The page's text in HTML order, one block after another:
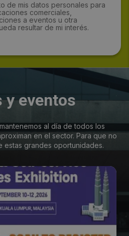
de mis datos personales para
comerciales,
a eventos u otra
resultar de mi interés.
y eventos
al día de todos los
en el sector. Para que no
estas grandes oportunidades.